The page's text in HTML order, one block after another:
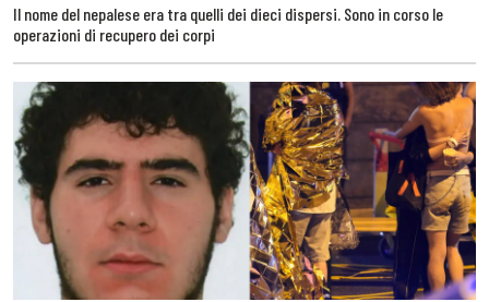
Il nome del nepalese era tra quelli dei dieci dispersi. Sono in corso le
operazioni di recupero dei corpi